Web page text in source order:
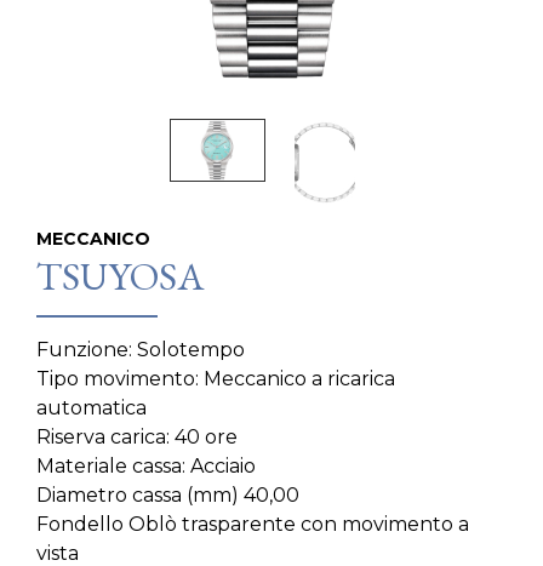
MECCANICO
TSUYOSA
Funzione: Solotempo
Tipo movimento: Meccanico a ricarica
automatica
Riserva carica: 40 ore
Materiale cassa: Acciaio
Diametro cassa (mm) 40,00
Fondello Oblò trasparente con movimento a
vista